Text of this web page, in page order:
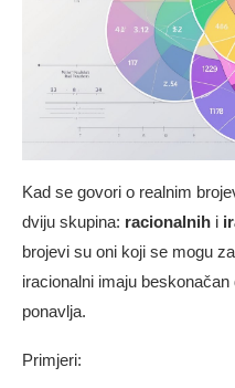
Kad se govori o realnim
dviju skupina: racionalnih i
brojevi su oni koji se mogu
iracionalni imaju
ponavlja.
Primjeri: